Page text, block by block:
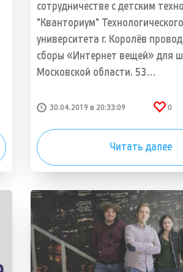
сотрудничестве с детским
"Кванториум" Технологического
университета г. Королёв
сборы «Интернет вещей» для
Московской области. 53…
30.04.2019 в 20:33:09 0
Читать далее